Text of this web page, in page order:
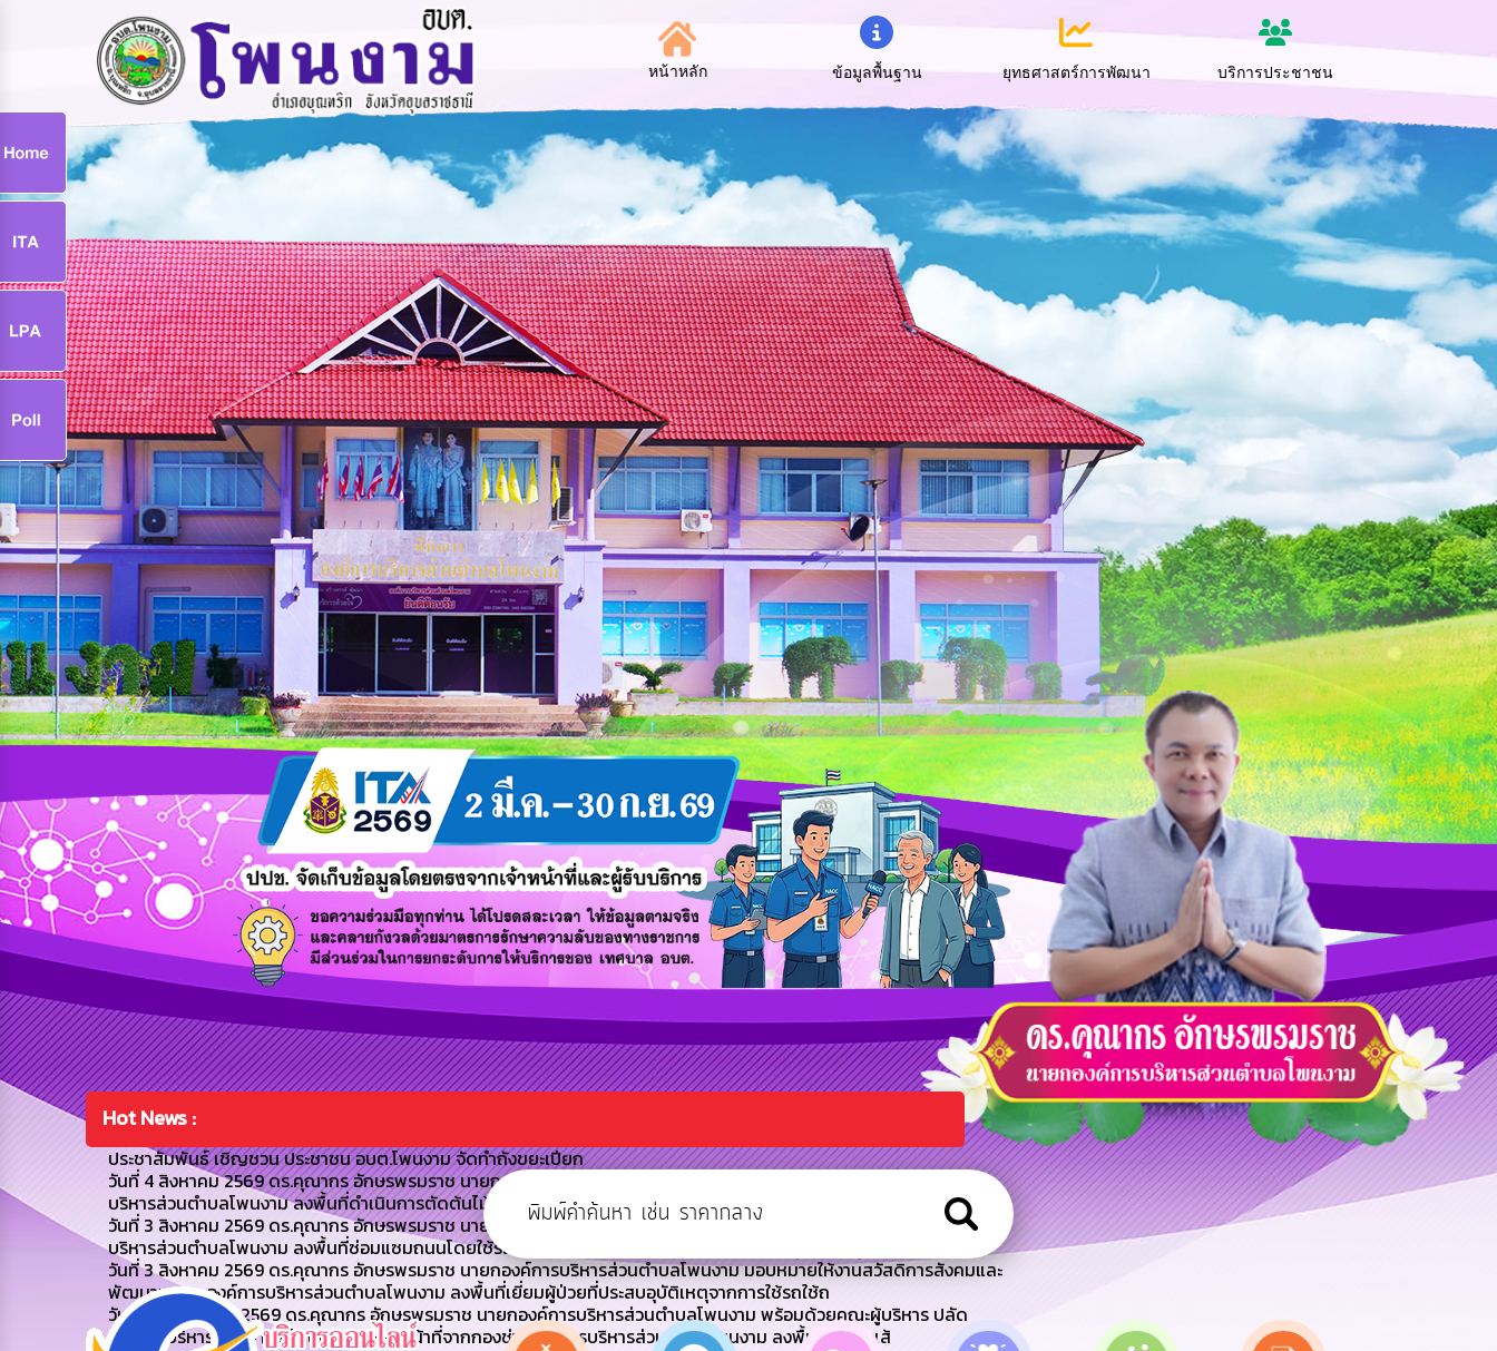
หน้าหลัก ข้อมูลพื้นฐาน ยุทธศาสตร์การพัฒนา บริการประชาชน
Hot News :
ประชาสัมพันธ์ เชิญชวน ประชาชน อบต.โพนงาม จัดทำถังขยะเปียก
วันที่ 4 สิงหาคม 2569 ดร.คุณากร อักษรพรมราช นายกองค์การบริหารส่วนตำบลโพนงาม มอบหมายให้เจ้าหน้าที่จากองค์การ
บริหารส่วนตำบลโพนงาม ลงพื้นที่ดำเนินการตัดต้นไม้ที่ล้มกีดขวางทางจราจรถนนเส้นทางบ้านหลักป้าย -
วันที่ 3 สิงหาคม 2569 ดร.คุณากร อักษรพรมราช นายกองค์การบริหารส่วนตำบลโพนงาม มอบหมายให้เจ้าหน้าที่จากองค์การ
บริหารส่วนตำบลโพนงาม ลงพื้นที่ซ่อมแซมถนนโดยใช้รถไถฟาร์มแทรกเตอร์แก้ไขปัญหาถนนชำรุดเป็นหลุมเป็
วันที่ 3 สิงหาคม 2569 ดร.คุณากร อักษรพรมราช นายกองค์การบริหารส่วนตำบลโพนงาม มอบหมายให้งานสวัสดิการสังคมและ
พัฒนาชุมชน องค์การบริหารส่วนตำบลโพนงาม ลงพื้นที่เยี่ยมผู้ป่วยที่ประสบอุบัติเหตุจากการใช้รถใช้ถ
วันที่ 31 กรกฎาคม 2569 ดร.คุณากร อักษรพรมราช นายกองค์การบริหารส่วนตำบลโพนงาม พร้อมด้วยคณะผู้บริหาร ปลัด
องค์การบริหารส่วนตำบลโพนงาม และเจ้าหน้าที่จากกองช่างองค์การบริหารส่วนตำบลโพนงาม ลงพื้นที่สำรวจเส้